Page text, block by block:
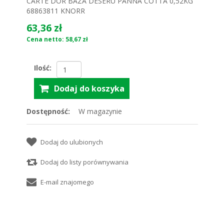
68863811 KNORR
63,36 zł
Cena netto: 58,67 zł
Ilość:
Dostępność: W magazynie